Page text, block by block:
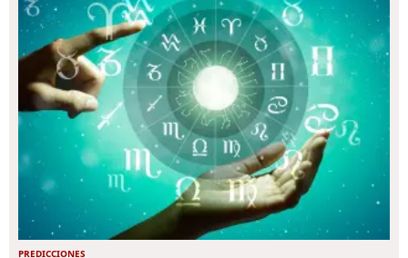
PREDICCIONES